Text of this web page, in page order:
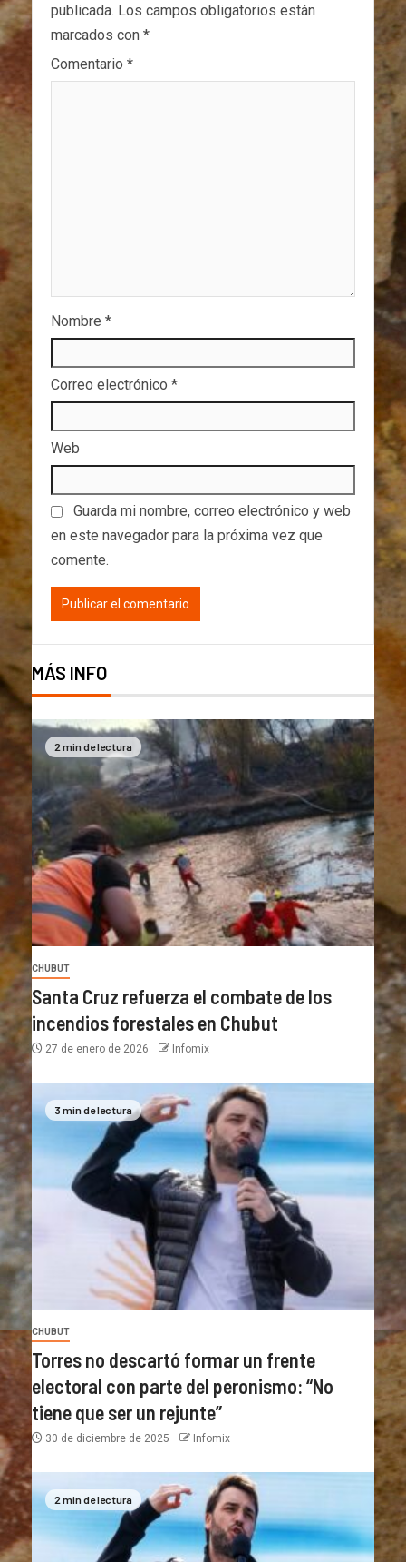
publicada. Los campos obligatorios están
marcados con *
Comentario *
Nombre *
Correo electrónico *
Web
Guarda mi nombre, correo electrónico y web
en este navegador para la próxima vez que
comente.
MÁS INFO
2 min de lectura
CHUBUT
Santa Cruz refuerza el combate de los
incendios forestales en Chubut
27 de enero de 2026 Infomix
3 min de lectura
CHUBUT
Torres no descartó formar un frente
electoral con parte del peronismo: “No
tiene que ser un rejunte”
30 de diciembre de 2025 Infomix
2 min de lectura